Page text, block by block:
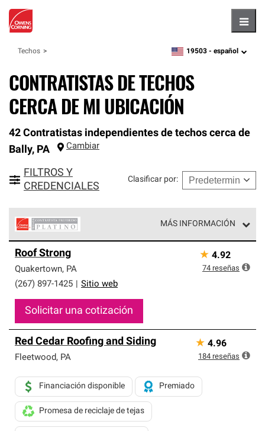
Techos zipcode,language
19503 - español
CONTRATISTAS DE TECHOS
CERCA DE MI UBICACIÓN
42 Contratistas independientes de techos cerca de
Bally, PA Cambiar
FILTROS Y
CREDENCIALES
Clasificar por:
MÁS INFORMACIÓN
Corning constituyen el nivel superior de nuestra red
exclusiva y cumplen con estándares estrictos de
profesionalismo, confiabilidad y destreza incomparable.
Solo ellos pueden ofrecer nuestra mejor garantía de
sistemas de techos.
Roof Strong
Quakertown, PA
(267) 897-1425
Sitio web
Solicitar una cotización
★ 4.92
74 reseñas
Red Cedar Roofing and Siding
Fleetwood, PA
Financiación disponible Premiado
Promesa de reciclaje de tejas
★ 4.96
184 reseñas